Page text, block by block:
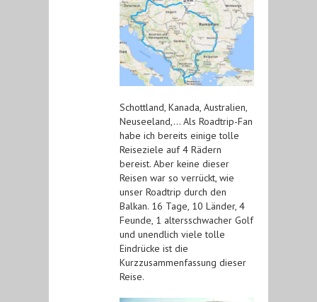
Schottland, Kanada, Australien,
Neuseeland,… Als Roadtrip-Fan
habe ich bereits einige tolle
Reiseziele auf 4 Rädern
bereist. Aber keine dieser
Reisen war so verrückt, wie
unser Roadtrip durch den
Balkan. 16 Tage, 10 Länder, 4
Feunde, 1 altersschwacher Golf
und unendlich viele tolle
Eindrücke ist die
Kurzzusammenfassung dieser
Reise.